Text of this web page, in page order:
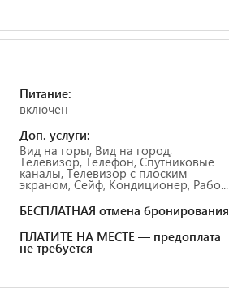
Питание:
включен
Доп. услуги:
Вид на горы, Вид на город,
Телевизор, Телефон, Спутниковые
каналы, Телевизор с плоским
экраном, Сейф, Кондиционер, Рабо...
БЕСПЛАТНАЯ отмена бронирования
ПЛАТИТЕ НА МЕСТЕ — предоплата
не требуется